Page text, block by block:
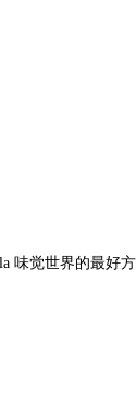
味觉世界的最好方